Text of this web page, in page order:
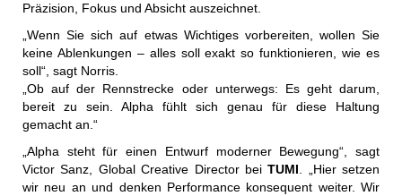
Präzision, Fokus und Absicht auszeichnet.
„Wenn Sie sich auf etwas Wichtiges vorbereiten, wollen Sie
keine Ablenkungen – alles soll exakt so funktionieren, wie es
soll“, sagt Norris.
„Ob auf der Rennstrecke oder unterwegs: Es geht darum,
bereit zu sein. Alpha fühlt sich genau für diese Haltung
gemacht an.“
„Alpha steht für einen Entwurf moderner Bewegung“, sagt
Victor Sanz, Global Creative Director beiTUMI. „Hier setzen
wir neu an und denken Performance konsequent weiter. Wir